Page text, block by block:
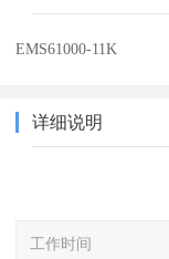
EMS61000-11K
详细说明
工作时间